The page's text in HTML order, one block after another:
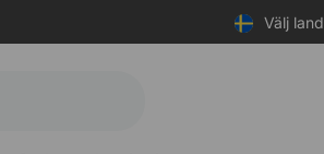
Välj land